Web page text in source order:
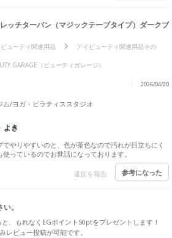
ッチターバン（マジックテープタイプ）ダークブ
ューティ関連用品
アイビューティ関連用品その
GARAGE（ビューティガレージ）
2026/04/20
ム/ヨガ・ピラティススタジオ
よき
でやりやすいのと、色が茶色なので汚れが目立ちにく
っているのでお世話になっております。
違反を報告 参考になった
。
、もれなくEGポイント50ptをプレゼントします！
レビュー投稿が可能です。